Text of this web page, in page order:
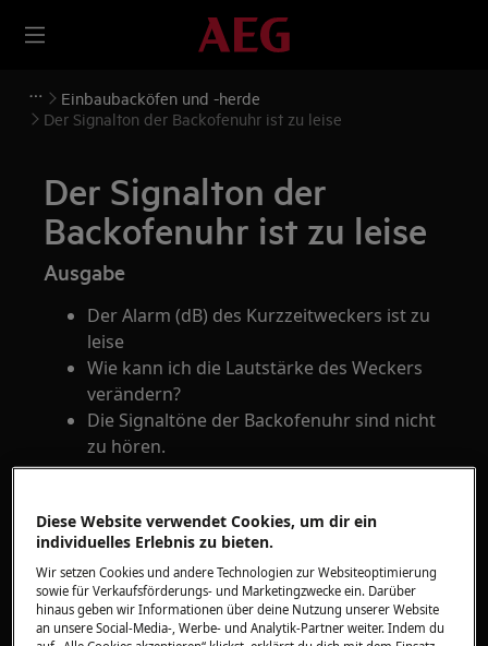
Einbaubacköfen und -herde
Der Signalton der Backofenuhr ist zu leise
Der Signalton der
Backofenuhr ist zu leise
Ausgabe
Der Alarm (dB) des Kurzzeitweckers ist zu
leise
Wie kann ich die Lautstärke des Weckers
verändern?
Die Signaltöne der Backofenuhr sind nicht
zu hören.
Backofen/Herde
Multi-Dampfgarer
Freistehende Herde
Diese Website verwendet Cookies, um dir ein
individuelles Erlebnis zu bieten.
Wir setzen Cookies und andere Technologien zur Websiteoptimierung
sowie für Verkaufsförderungs- und Marketingzwecke ein. Darüber
hinaus geben wir Informationen über deine Nutzung unserer Website
an unsere Social-Media-, Werbe- und Analytik-Partner weiter. Indem du